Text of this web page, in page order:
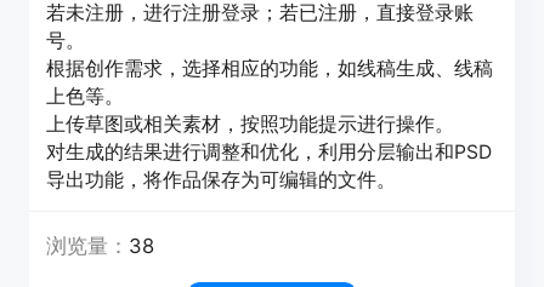
若未注册，进行注册登录；若已注册，直接登录账
号。
根据创作需求，选择相应的功能，如线稿生成、线稿
上色等。
上传草图或相关素材，按照功能提示进行操作。
对生成的结果进行调整和优化，利用分层输出和PSD
导出功能，将作品保存为可编辑的文件。
浏览量： 38